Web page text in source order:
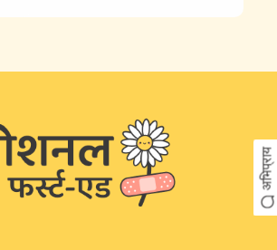
अभिप्राय